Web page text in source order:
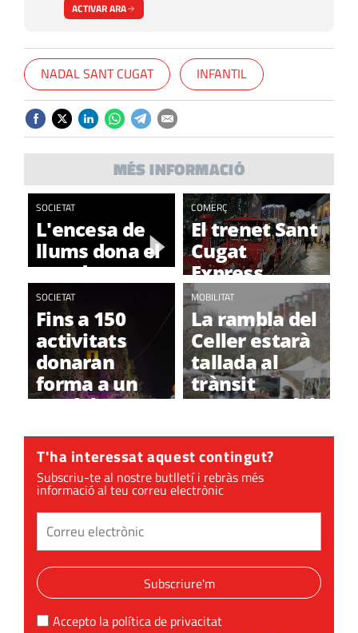
ACTIVAR ARA
NADAL SANT CUGAT INFANTIL
MÉS INFORMACIÓ
SOCIETAT
L'encesa de
llums dona el
tret de
sortida a
Nadal a Sant
Cugat
COMERÇ
El trenet Sant
Cugat
Express
recorre la
ciutat per
Nadal
SOCIETAT
Fins a 150
activitats
donaran
forma a un
'Nadal a tot
MOBILITAT
La rambla del
Celler estarà
tallada al
trànsit
aquest Nadal
T'ha interessat aquest contingut?
Subscriu-te al nostre butlletí i rebràs més
informació al teu correu electrònic
Subscriure'm
Accepto la política de privacitat